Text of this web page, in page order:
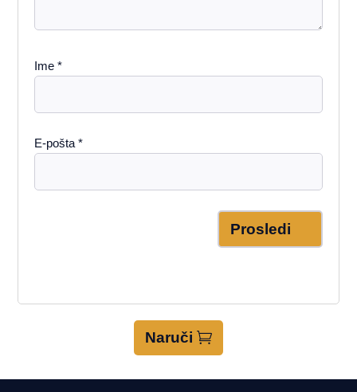
Ime*
E-pošta*
Prosledi
Naruči